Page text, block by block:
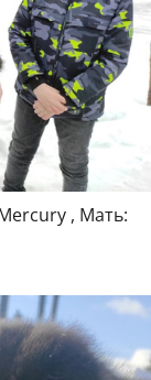
, Мать: